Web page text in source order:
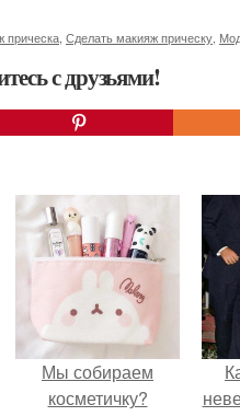
прическа Сделать макияж прическу
с друзьями!
Мы собираем
косметичку?